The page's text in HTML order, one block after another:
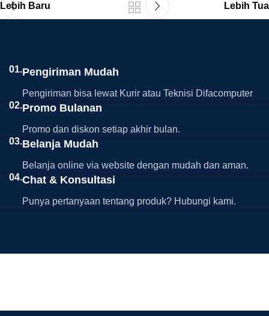
Lebih Baru Lebih Tua
01.Pengiriman Mudah
Pengiriman bisa lewat Kurir atau Teknisi Difacomputer
02.Promo Bulanan
Promo dan diskon setiap akhir bulan.
03.Belanja Mudah
Belanja online via website dengan mudah dan aman.
04.Chat & Konsultasi
Punya pertanyaan tentang produk? Hubungi kami.